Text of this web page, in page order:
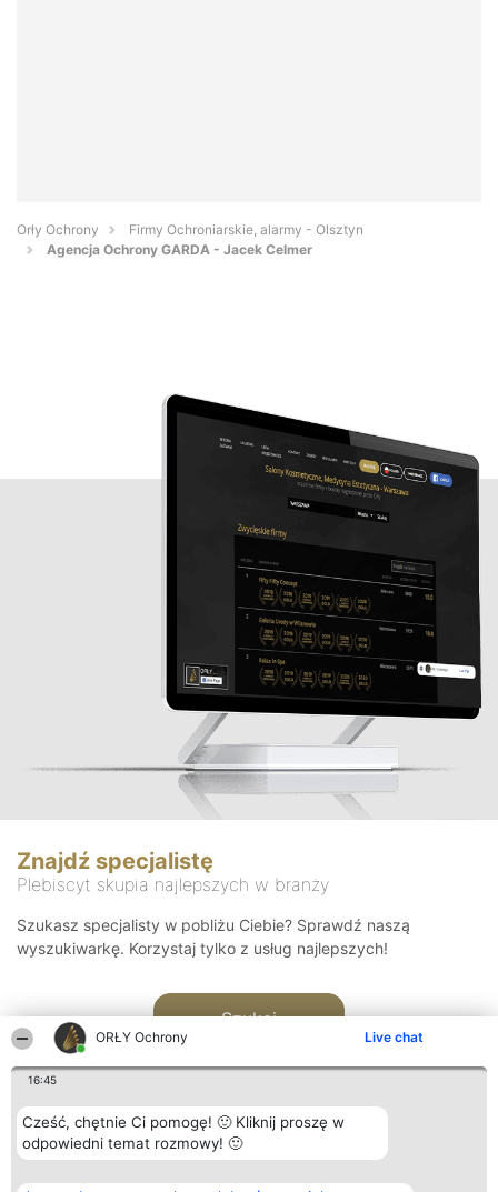
ORŁY Ochrony Live chat
16:45
Cześć, chętnie Ci pomogę! 🙂 Kliknij proszę w
odpowiedni temat rozmowy! 🙂
Orły Ochrony
Firmy Ochroniarskie, alarmy - Olsztyn
Agencja Ochrony GARDA - Jacek Celmer
Znajdź specjalistę
Plebiscyt skupia najlepszych w branży
Szukasz specjalisty w pobliżu Ciebie? Sprawdź naszą
wyszukiwarkę. Korzystaj tylko z usług najlepszych!
Szukaj
Organizator plebiscytu Plebiscyt Kontakt